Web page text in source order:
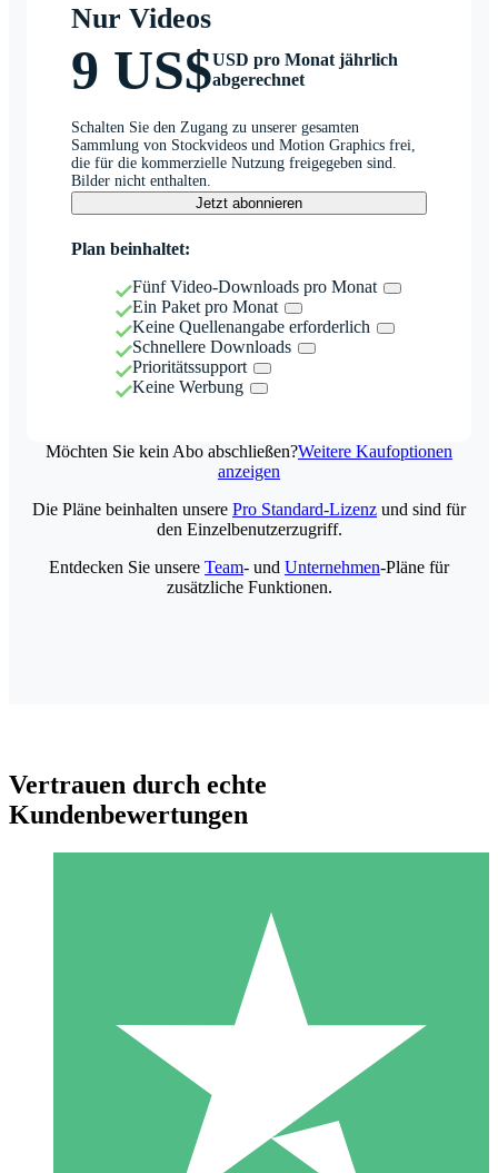
Nur Videos
9 US$USD pro Monat jährlich
abgerechnet
Schalten Sie den Zugang zu unserer gesamten
Sammlung von Stockvideos und Motion Graphics frei,
die für die kommerzielle Nutzung freigegeben sind.
Bilder nicht enthalten.
Jetzt abonnieren
Plan beinhaltet:
Fünf Video-Downloads pro Monat
Ein Paket pro Monat
Keine Quellenangabe erforderlich
Schnellere Downloads
Prioritätssupport
Keine Werbung
Möchten Sie kein Abo abschließen?Weitere Kaufoptionen
anzeigen
Individuelle Credit-Pakete
Zahlen Sie nach Bedarf mit Download-Credits. Keine
monatliche Verpflichtung erforderlich.
10 00
Die Pläne beinhalten unsere Pro Standard-Lizenz und sind für
den Einzelbenutzerzugriff.
Entdecken Sie unsere Team- und Unternehmen-Pläne für
zusätzliche Funktionen.
Vertrauen durch echte
Kundenbewertungen